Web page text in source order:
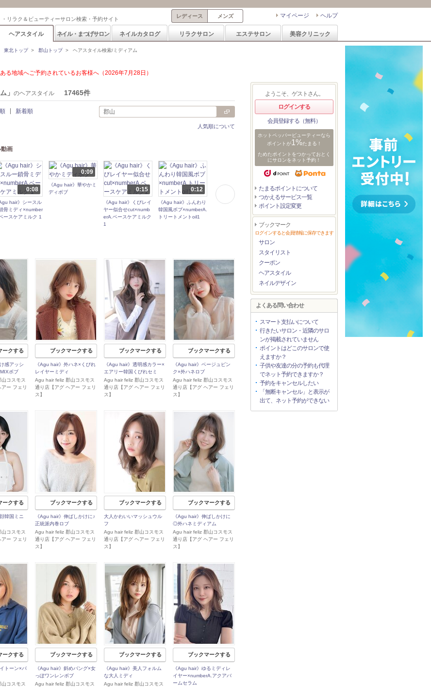
リラク＆ビューティーサロン検索・予約サイト ヘルプ
マイページ
レディース メンズ
ヘアスタイル ネイル・まつげサロン ネイルカタログ リラクサロン エステサロン 美容クリニック
東北トップ> 郡山トップ> ヘアスタイル検索/ミディアム
る地域へご予約されているお客様へ（2026年7月28日）
」 のヘアスタイル 17465件
新着順 郡山
人気順について
画
0:08
Agu hair》シースル
骨ミディ×number
ースケアミルク 1
0:09
《Agu hair》華やかミ
ディボブ
0:15
《Agu hair》くびレイ
ヤー似合せcut×numb
erA.ベースケアミルク
1
0:12
《Agu hair》ふんわり
韓国風ボブ×numberA.
トリートメントoil1
1:00
《Agu hair》ミントア
ッシュロブ×numberA.
シャギーカット×ミデ
ィアムレイヤー
0:16
～ミディアムヘアまと
～ミディアムヘアまと
ークする
感アッシ
ボブ
コスモス
ー フェリ
ブックマークする
《Agu hair》外ハネ×くびれ
レイヤーミディ
Agu hair feliz 郡山コスモス
通り店【アグ ヘアー フェリ
ス】
ブックマークする
《Agu hair》透明感カラー×
エアリー韓国くびれセミ
Agu hair feliz 郡山コスモス
通り店【アグ ヘアー フェリ
ス】
ブックマークする
《Agu hair》ベージュピン
ク×外ハネロブ
Agu hair feliz 郡山コスモス
通り店【アグ ヘアー フェリ
ス】
ークする
韓国ミニ
コスモス
ー フェリ
ブックマークする
《Agu hair》伸ばしかけに♪
正統派内巻ロブ
Agu hair feliz 郡山コスモス
通り店【アグ ヘアー フェリ
ス】
ブックマークする
大人かわいいマッシュウル
フ
Agu hair feliz 郡山コスモス
通り店【アグ ヘアー フェリ
ス】
ブックマークする
《Agu hair》伸ばしかけに
◎外ハネミディアム
Agu hair feliz 郡山コスモス
通り店【アグ ヘアー フェリ
ス】
ークする
トーン×パ
コスモス
ブックマークする
《Agu hair》斜めバング×女
っぽワンレンボブ
Agu hair feliz 郡山コスモス
ブックマークする
《Agu hair》美人フォルム
な大人ミディ
Agu hair feliz 郡山コスモス
ブックマークする
《Agu hair》ゆるミディレ
イヤー×numberA.アクアバ
ームセラム
ようこそ、ゲストさん。
ログインする
会員登録する（無料）
ホットペッパービューティーなら
ポイントが1%たまる！
ためたポイントをつかっておとく
にサロンをネット予約！
たまるポイントについて
つかえるサービス一覧
ポイント設定変更
ブックマーク
ログインすると会員情報に保存できます
サロン
スタイリスト
クーポン
ヘアスタイル
ネイルデザイン
よくある問い合わせ
スマート支払いについて
行きたいサロン・近隣のサロ
ンが掲載されていません
ポイントはどこのサロンで使
えますか？
子供や友達の分の予約も代理
でネット予約できますか？
予約をキャンセルしたい
「無断キャンセル」と表示が
出て、ネット予約ができない